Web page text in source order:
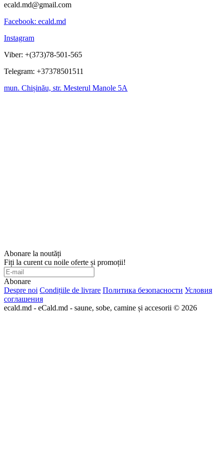
ecald.md@gmail.com
Facebook: ecald.md
Instagram
Viber: +(373)78-501-565
Telegram: +37378501511
mun. Chișinău, str. Mesterul Manole 5A
Abonare la noutăți
Fiți la curent cu noile oferte și promoții!
Abonare
Despre noi Condițiile de livrare Политика безопасности Условия
соглашения
ecald.md - eCald.md - saune, sobe, camine și accesorii © 2026